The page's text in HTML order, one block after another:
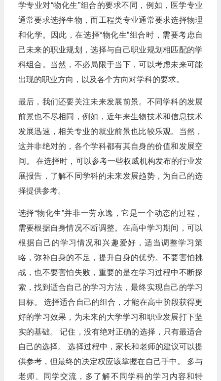
学专业对“物化生”组合的要求不同，例如，医学专业
通常要求选择生物，而工程类专业通常要求选择物理
和化学。因此，在选择“物化生”组合时，需要考虑自
己未来的职业规划，选择与自己职业规划相匹配的学
科组合。当然，不必局限于当下，可以考虑未来可能
出现的职业方向，以及各个方向对学科的要求。
最后，我们还要关注未来发展前景。不同学科的发展
前景也不尽相同，例如，近年来生物技术和信息技术
发展迅速，相关专业的就业前景也比较乐观。当然，
这并非绝对的，各个学科都有其自身的价值和发展空
间。 在选择时，可以参考一些权威机构发布的行业发
展报告，了解不同学科的未来发展趋势，为自己的选
择提供参考。
选择“物化生”并非一劳永逸，它是一个动态的过程，
需要根据自身情况不断调整。在高中学习期间，可以
根据自己的学习情况和兴趣爱好，适当调整学习策
略，弥补自身的不足，提升自身的优势。不要害怕挑
战，也不要害怕失败，重要的是在学习过程中不断探
索，找到适合自己的学习方法，最终实现自己的学习
目标。 选择适合自己的组合，才能在高中阶段获得更
好的学习效果，为未来的大学学习和职业发展打下坚
实的基础。 记住，没有绝对正确的选择，只有最适合
自己的选择。 选择过程中，家长和老师的建议可以提
供参考，但最终的决定权应该掌握在自己手中。 多与
老师、同学交流，多了解不同学科的学习内容和特